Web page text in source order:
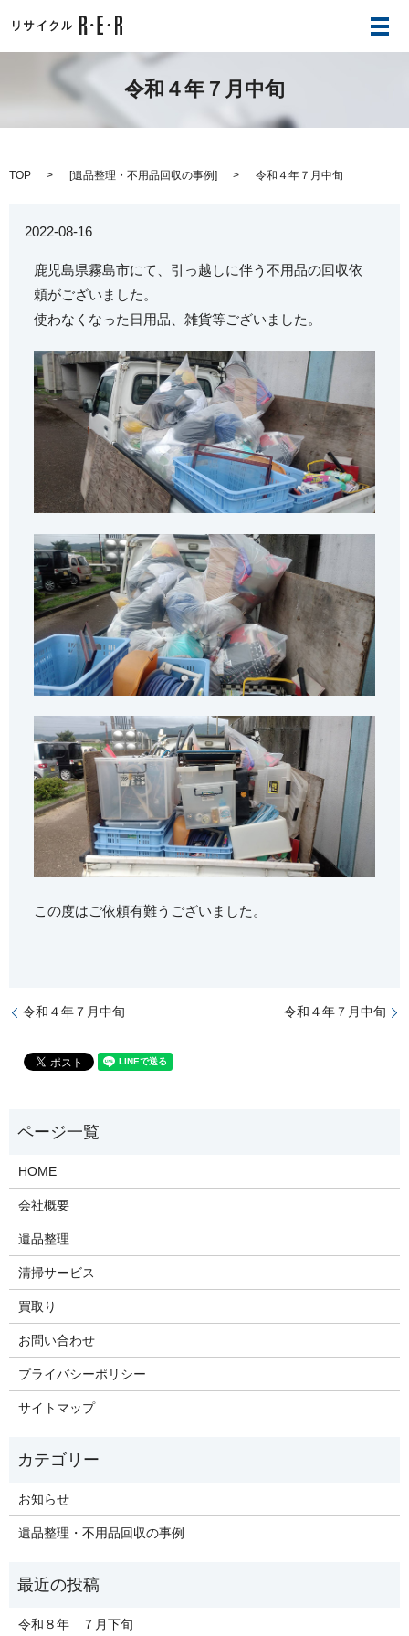
メ
令和４年７月中旬
TOP [遺品整理・不用品回収の事例] 令和４年７月中旬
2022-08-16
鹿児島県霧島市にて、引っ越しに伴う不用品の回収依
頼がございました。
使わなくなった日用品、雑貨等ございました。
この度はご依頼有難うございました。
令和４年７月中旬 令和４年７月中旬
HOME
会社概要
遺品整理
清掃サービス
買取り
お問い合わせ
プライバシーポリシー
サイトマップ
お知らせ
遺品整理・不用品回収の事例
令和８年 ７月下旬